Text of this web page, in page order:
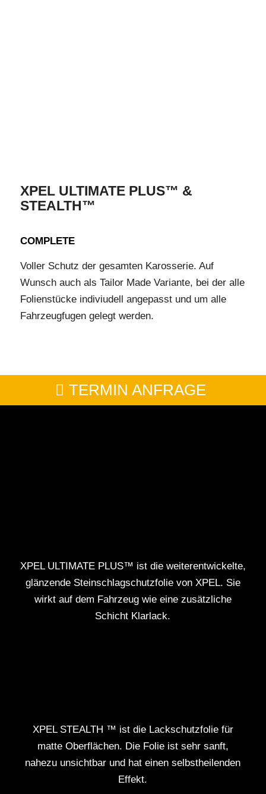
XPEL ULTIMATE PLUS™ &
STEALTH™
COMPLETE
Voller Schutz der gesamten Karosserie. Auf
Wunsch auch als Tailor Made Variante, bei der alle
Folienstücke indiviudell angepasst und um alle
Fahrzeugfugen gelegt werden.
TERMIN ANFRAGE
XPEL ULTIMATE PLUS™ ist die weiterentwickelte,
glänzende Steinschlagschutzfolie von XPEL. Sie
wirkt auf dem Fahrzeug wie eine zusätzliche
Schicht Klarlack.
XPEL STEALTH ™ ist die Lackschutzfolie für
matte Oberflächen. Die Folie ist sehr sanft,
nahezu unsichtbar und hat einen selbstheilenden
Effekt.